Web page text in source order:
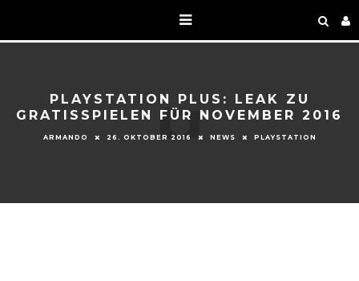
PLAYSTATION PLUS: LEAK ZU
GRATISSPIELEN FÜR NOVEMBER 2016
ARMANDO 26. OKTOBER 2016 NEWS PLAYSTATION